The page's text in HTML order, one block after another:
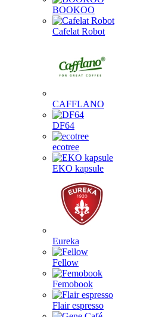
BOOKOO
Cafelat Robot
CAFFLANO
DF64
ecotree
EKO kapsule
Eureka
Fellow
Femobook
Flair espresso